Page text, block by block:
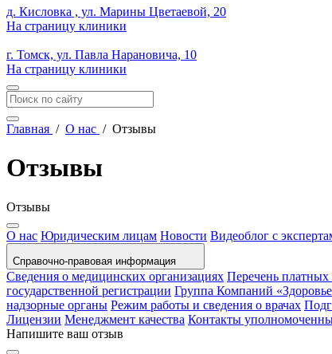
д. Кисловка , ул. Марины Цветаевой, 20
На страницу клиники
г. Томск, ул. Павла Нарановича, 10
На страницу клиники
Главная / О нас / Отзывы
Отзывы
Отзывы
О нас Юридическим лицам Новости Видеоблог с
Справочно-правовая информация
Сведения о медицинских организациях Перечень
государственной регистрации Группа Компаний
надзорные органы Режим работы и сведения о врачах
Лицензии Менеджмент качества Контакты
Напишите ваш отзыв